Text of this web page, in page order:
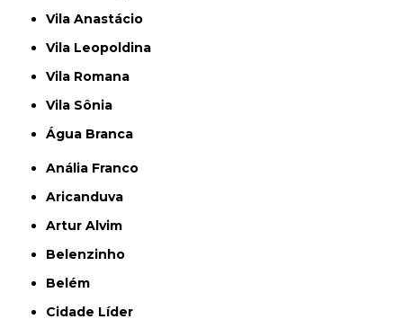
Vila Anastácio
Vila Leopoldina
Vila Romana
Vila Sônia
Água Branca
Anália Franco
Aricanduva
Artur Alvim
Belenzinho
Belém
Cidade Líder